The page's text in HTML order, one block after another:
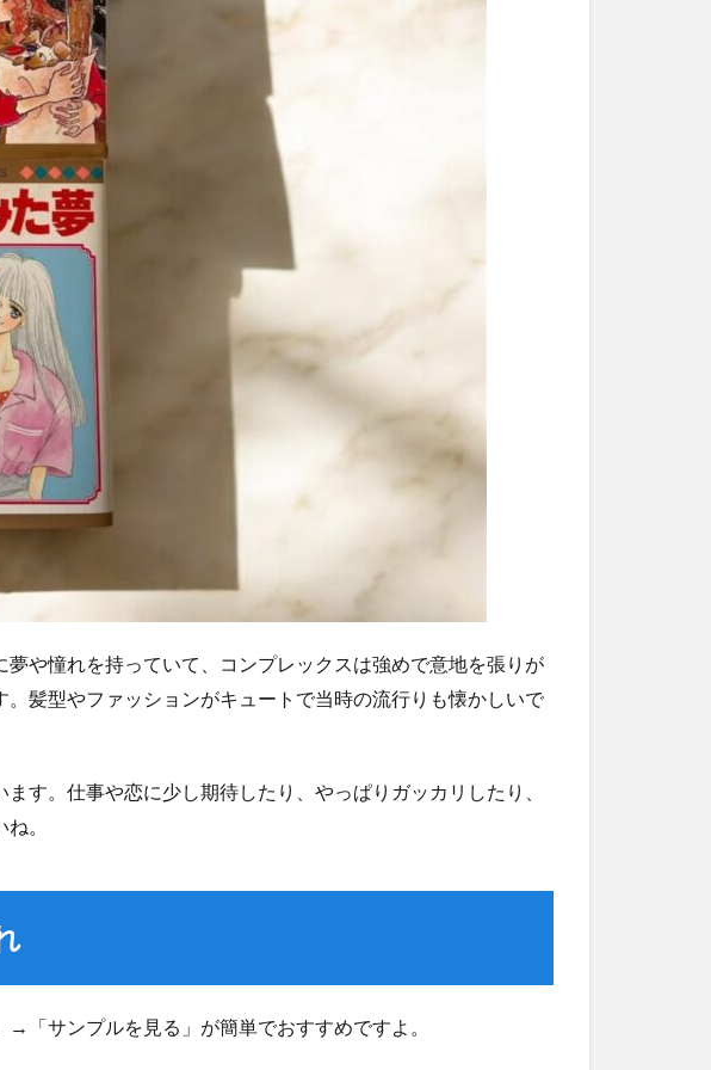
や憧れを持っていて、コンプレックスは強めで意地を張りが
髪型やファッションがキュートで当時の流行りも懐かしいで
す。仕事や恋に少し期待したり、やっぱりガッカリしたり、
。
「サンプルを見る」が簡単でおすすめですよ。